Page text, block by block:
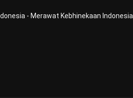
- Merawat Kebhinekaan Indonesia